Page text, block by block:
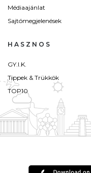
Médiaajánlat
Sajtómegjelenések
HASZNOS
GY.I.K.
Tippek & Trükkök
TOP10